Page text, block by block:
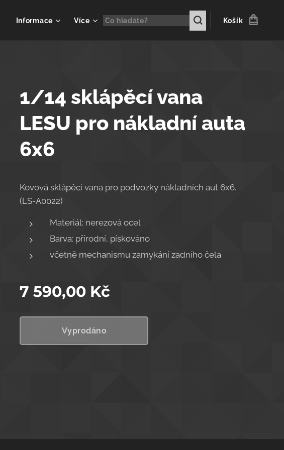
Informace Více Košík
1/14 sklápěcí vana
LESU pro nákladní auta
6x6
Kovová sklápěcí vana pro podvozky nákladních aut 6x6.
(LS-A0022)
Materiál: nerezová ocel
Barva: přírodní, pískováno
včetně mechanismu zamykání zadního čela
7 590,00 Kč
Vyprodáno